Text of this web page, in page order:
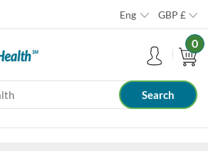
Eng GBP £
0